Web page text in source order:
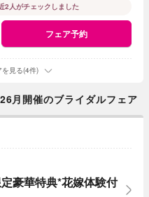
2人がチェックしました
フェア予約
を見る(4件)
開催のブライダルフェア
豪華特典*花嫁体験付